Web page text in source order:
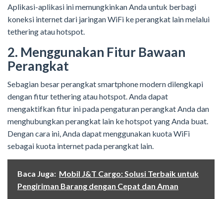
Aplikasi-aplikasi ini memungkinkan Anda untuk berbagi
koneksi internet dari jaringan WiFi ke perangkat lain melalui
tethering atau hotspot.
2. Menggunakan Fitur Bawaan
Perangkat
Sebagian besar perangkat smartphone modern dilengkapi
dengan fitur tethering atau hotspot. Anda dapat
mengaktifkan fitur ini pada pengaturan perangkat Anda dan
menghubungkan perangkat lain ke hotspot yang Anda buat.
Dengan cara ini, Anda dapat menggunakan kuota WiFi
sebagai kuota internet pada perangkat lain.
Baca Juga: Mobil J&T Cargo: Solusi Terbaik untuk
Pengiriman Barang dengan Cepat dan Aman